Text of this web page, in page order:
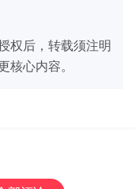
权后，转载须注明
核心内容。